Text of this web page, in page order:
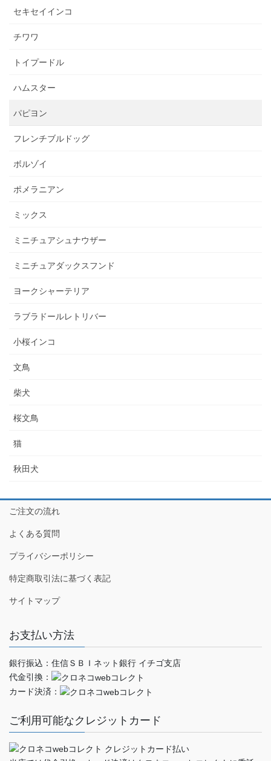
セキセイインコ
チワワ
トイプードル
ハムスター
パピヨン
フレンチブルドッグ
ボルゾイ
ポメラニアン
ミックス
ミニチュアシュナウザー
ミニチュアダックスフンド
ヨークシャーテリア
ラブラドールレトリバー
小桜インコ
文鳥
柴犬
桜文鳥
猫
秋田犬
ご注文の流れ
よくある質問
プライバシーポリシー
特定商取引法に基づく表記
サイトマップ
お支払い方法
銀行振込：住信ＳＢＩネット銀行 イチゴ支店
代金引換：
カード決済：
ご利用可能なクレジットカード